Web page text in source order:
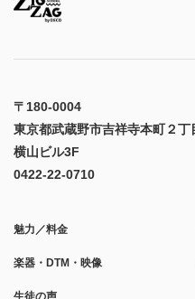
〒180-0004
東京都武蔵野市吉祥寺本町２丁
横山ビル3F
0422-22-0710
魅力／料金
楽器・DTM・映像
生徒の声